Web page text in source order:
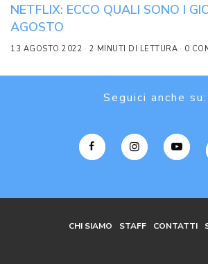
NETFLIX: ECCO QUALI SONO I
AGOSTO
13 AGOSTO 2022 2 MINUTI DI LETTURA 0
Seguici anche su:
CHI SIAMO STAFF CONTATTI